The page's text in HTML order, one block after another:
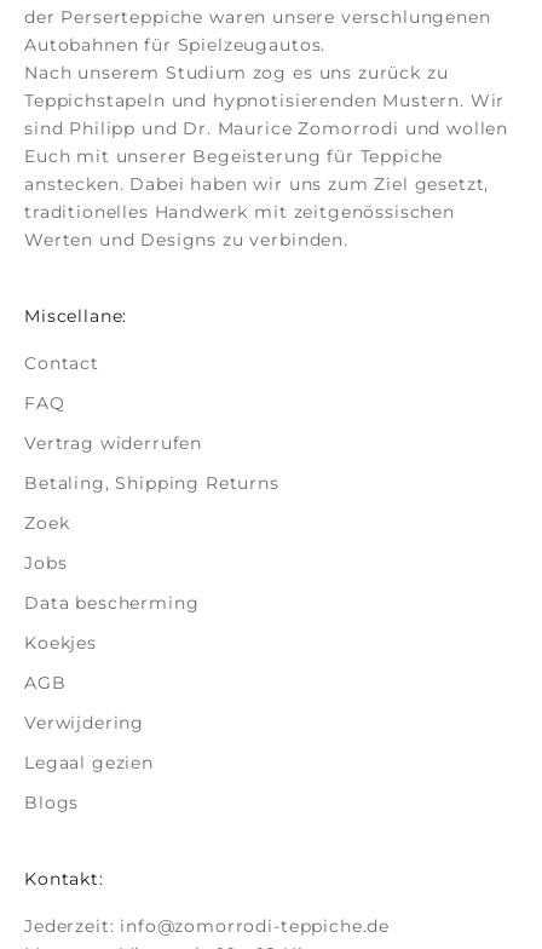
der Perserteppiche waren unsere verschlungenen
Autobahnen für Spielzeugautos.
Nach unserem Studium zog es uns zurück zu
Teppichstapeln und hypnotisierenden Mustern. Wir
sind Philipp und Dr. Maurice Zomorrodi und wollen
Euch mit unserer Begeisterung für Teppiche
anstecken. Dabei haben wir uns zum Ziel gesetzt,
traditionelles Handwerk mit zeitgenössischen
Werten und Designs zu verbinden.
Miscellane:
Contact
FAQ
Vertrag widerrufen
Betaling, Shipping Returns
Zoek
Jobs
Data bescherming
Koekjes
AGB
Verwijdering
Legaal gezien
Blogs
Kontakt:
Jederzeit: info@zomorrodi-teppiche.de